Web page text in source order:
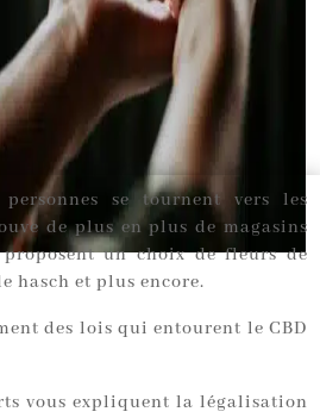
se tournent vers les
de plus en plus de magasins
un choix de fleurs de
hasch et plus encore.
des lois qui entourent le CBD
vous expliquent la légalisation